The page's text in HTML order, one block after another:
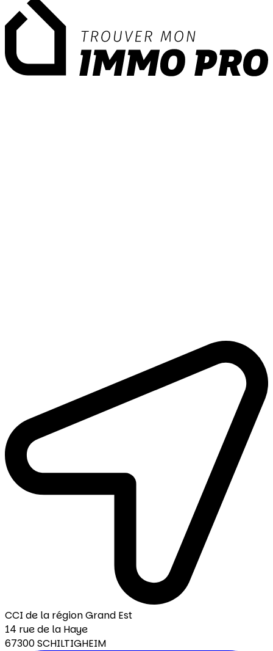
CCI de la région Grand Est
14 rue de la Haye
67300 SCHILTIGHEIM